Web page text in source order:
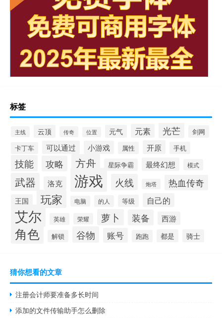
标签
主线 云顶 传奇 位置 元气 元素 光芒 剑网
卡丁车 可以通过 小游戏 属性 开原 手机
技能 攻略 方舟 星际争霸 最终幻想 模式
武器 洛克 游戏 火线 炮塔 热血传奇
王国 玩家 电脑 的人 等级 自己的
艾尔 英雄 荣耀 萝卜 装备 西游
角色 解锁 谷物 账号 跑跑 都是 骑士
猜你想看的文章
注册会计师要准备多长时间
添加的文件传输助手怎么删除